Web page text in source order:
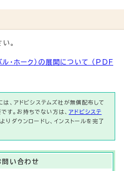
。
・ホーク）の展開について （PDF
、アドビシステムズ社が無償配布して
。お持ちでない方は、アドビシステ
よりダウンロードし、インストールを完了
問い合わせ